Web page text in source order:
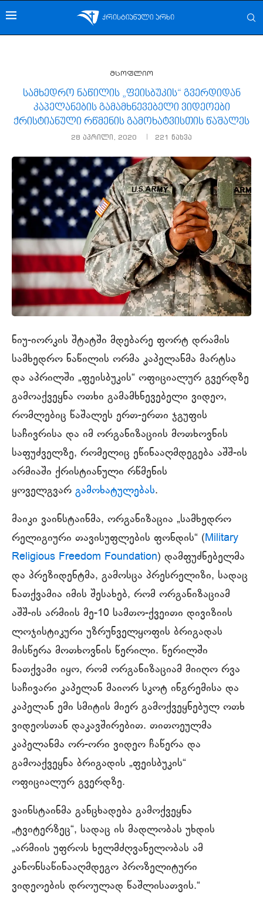
მსოფლიო
სამხედრო ნაწილის „ფეისბუკის“ გვერდიდან
კაპელანების გამამხნევებელი ვიდეოები
ქრისტიანული რწმენის გამოხატვისთის წაშალეს
28 აპრილი, 2020 221 ნახვა
ნიუ-იორკის შტატში მდებარე ფორტ დრამის
სამხედრო ნაწილის ორმა კაპელანმა მარტსა
და აპრილში „ფეისბუკის“ ოფიციალურ გვერდზე
გამოაქვეყნა ოთხი გამამხნევებელი ვიდეო,
რომლებიც წაშალეს ერთ-ერთი ჯგუფის
საჩივრისა და იმ ორგანიზაციის მოთხოვნის
საფუძველზე, რომელიც ეწინააღმდეგება აშშ-ის
არმიაში ქრისტიანული რწმენის
ყოველგვარ გამოხატულებას.
მაიკი ვაინსტაინმა, ორგანიზაცია „სამხედრო
რელიგიური თავისუფლების ფონდის“ (Military
Religious Freedom Foundation) დამფუძნებელმა
და პრეზიდენტმა, გამოსცა პრესრელიზი, სადაც
ნათქვამია იმის შესახებ, რომ ორგანიზაციამ
აშშ-ის არმიის მე-10 სამთო-ქვეითი დივიზიის
ლოჯისტიკური უზრუნველყოფის ბრიგადას
მისწერა მოთხოვნის წერილი. წერილში
ნათქვამი იყო, რომ ორგანიზაციამ მიიღო რვა
საჩივარი კაპელან მაიორ სკოტ ინგრემისა და
კაპელან ემი სმიტის მიერ გამოქვეყნებულ ოთხ
ვიდეოსთან დაკავშირებით. თითოეულმა
კაპელანმა ორ-ორი ვიდეო ჩაწერა და
გამოაქვეყნა ბრიგადის „ფეისბუკის“
ოფიციალურ გვერდზე.
ვაინსტაინმა განცხადება გამოქვეყნა
„ტვიტერზეც“, სადაც ის მადლობას უხდის
„არმიის უფროს ხელმძღვანელობას ამ
კანონსაწინააღმდეგო პროზელიტური
ვიდეოების დროულად წაშლისათვის.“